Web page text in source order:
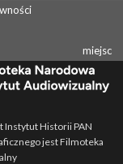
miejsc
Instytut Historii PAN
jest Filmoteka